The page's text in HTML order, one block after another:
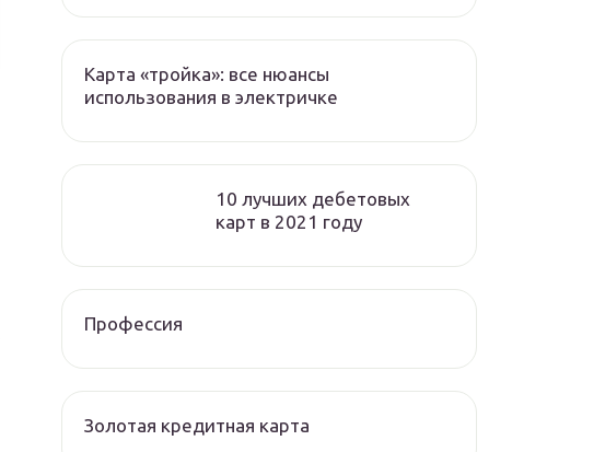
Карта «тройка»: все нюансы
использования в электричке
10 лучших дебетовых
карт в 2021 году
Профессия
Золотая кредитная карта